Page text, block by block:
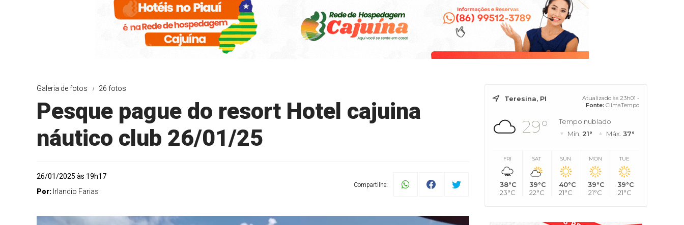
Galeria de fotos 26 fotos
Pesque pague do resort Hotel cajuina
náutico club 26/01/25
26/01/2025 às 19h17
Por: Irlandio Farias
Compartilhe:
Teresina, PI
Atualizado às 23h01 -
Fonte: ClimaTempo
29°
Tempo nublado
Mín. 21° Máx. 37°
FRI
38°C
23°C
SAT
39°C
22°C
SUN
40°C
21°C
MON
39°C
21°C
TUE
39°C
21°C